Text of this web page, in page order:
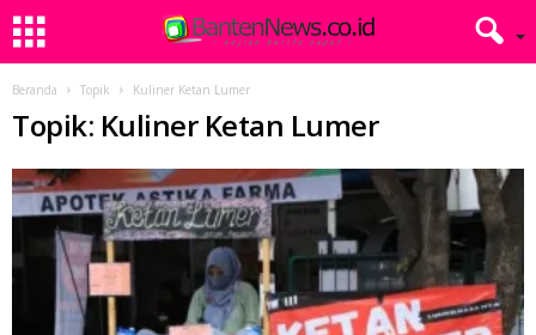
Beranda Topik Kuliner Ketan Lumer
Topik: Kuliner Ketan Lumer